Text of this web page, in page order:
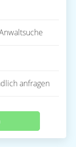
anfragen